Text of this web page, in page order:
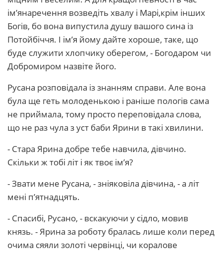
ім’янаречення возведіть хвалу і Марі,крім інших
Богів, бо вона випустила душу вашого сина із
Потойбіччя. І ім’я йому дайте хороше, таке, що
буде служити хлопчику оберегом, - Богодаром чи
Добромиром назвіте його.
Русана розповідала із знанням справи. Але вона
була ще геть молоденькою і раніше пологів сама
не приймала, тому просто переповідала слова,
що не раз чула з уст баби Ярини в такі хвилини.
- Стара Ярина добре тебе навчила, дівчино.
Скільки ж тобі літ і як твоє ім’я?
- Звати мене Русана, - зніяковіла дівчина, - а літ
мені п’ятнадцять.
- Спасибі, Русано, - вскакуючи у сідло, мовив
князь. - Ярина за роботу бралась лише коли перед
очима сяяли золоті червінці, чи коралове